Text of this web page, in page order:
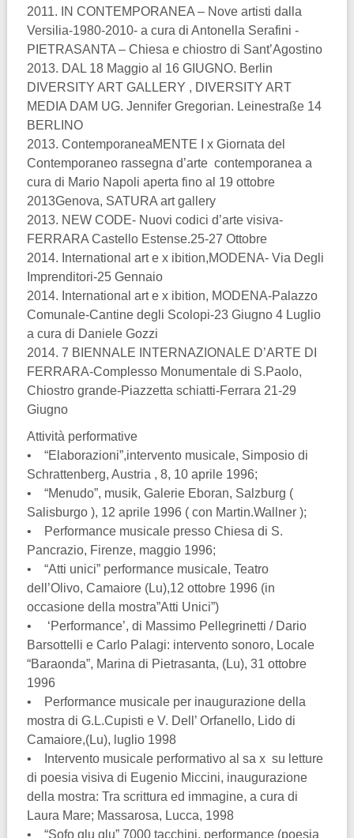
2011. IN CONTEMPORANEA – Nove artisti dalla
Versilia-1980-2010- a cura di Antonella Serafini -
PIETRASANTA – Chiesa e chiostro di Sant’Agostino
2013. DAL 18 Maggio al 16 GIUGNO. Berlin
DIVERSITY ART GALLERY , DIVERSITY ART
MEDIA DAM UG. Jennifer Gregorian. Leinestraße 14
BERLINO
2013. ContemporaneaMENTE I x Giornata del
Contemporaneo rassegna d’arte contemporanea a
cura di Mario Napoli aperta fino al 19 ottobre
2013Genova, SATURA art gallery
2013. NEW CODE- Nuovi codici d’arte visiva-
FERRARA Castello Estense.25-27 Ottobre
2014. International art e x ibition,MODENA- Via Degli
Imprenditori-25 Gennaio
2014. International art e x ibition, MODENA-Palazzo
Comunale-Cantine degli Scolopi-23 Giugno 4 Luglio
a cura di Daniele Gozzi
2014. 7 BIENNALE INTERNAZIONALE D’ARTE DI
FERRARA-Complesso Monumentale di S.Paolo,
Chiostro grande-Piazzetta schiatti-Ferrara 21-29
Giugno
Attività performative
• “Elaborazioni”,intervento musicale, Simposio di
Schrattenberg, Austria , 8, 10 aprile 1996;
• “Menudo”, musik, Galerie Eboran, Salzburg (
Salisburgo ), 12 aprile 1996 ( con Martin.Wallner );
• Performance musicale presso Chiesa di S.
Pancrazio, Firenze, maggio 1996;
• “Atti unici” performance musicale, Teatro
dell’Olivo, Camaiore (Lu),12 ottobre 1996 (in
occasione della mostra”Atti Unici”)
• ‘Performance’, di Massimo Pellegrinetti / Dario
Barsottelli e Carlo Palagi: intervento sonoro, Locale
“Baraonda”, Marina di Pietrasanta, (Lu), 31 ottobre
1996
• Performance musicale per inaugurazione della
mostra di G.L.Cupisti e V. Dell’ Orfanello, Lido di
Camaiore,(Lu), luglio 1998
• Intervento musicale performativo al sa x su letture
di poesia visiva di Eugenio Miccini, inaugurazione
della mostra: Tra scrittura ed immagine, a cura di
Laura Mare; Massarosa, Lucca, 1998
• “Sofo glu glu” 7000 tacchini, performance (poesia